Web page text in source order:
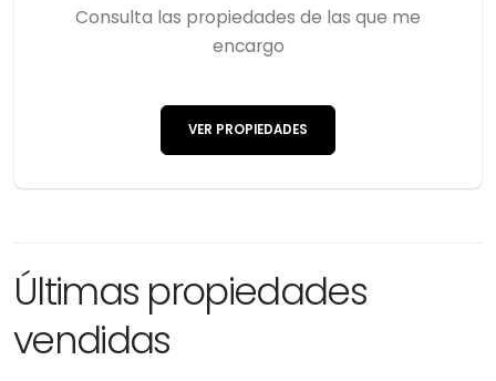
Consulta las propiedades de las que me
encargo
VER PROPIEDADES
Últimas propiedades
vendidas